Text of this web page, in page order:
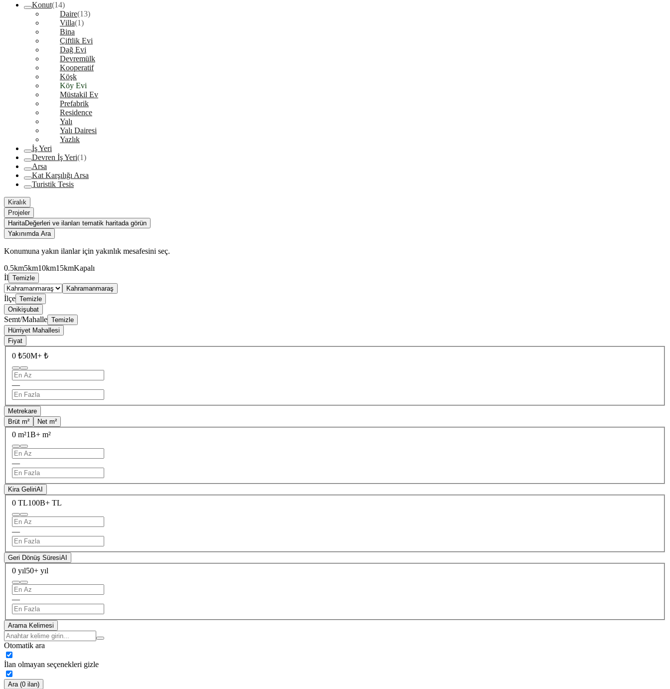
Konut(14)
Daire(13)
Villa(1)
Bina
Çiftlik Evi
Dağ Evi
Devremülk
Kooperatif
Köşk
Köy Evi
Müstakil Ev
Prefabrik
Residence
Yalı
Yalı Dairesi
Yazlık
İş Yeri
Devren İş Yeri(1)
Arsa
Kat Karşılığı Arsa
Turistik Tesis
Kiralık
Projeler
HaritaDeğerleri ve ilanları tematik haritada görün
Yakınımda Ara
Konumuna yakın ilanlar için yakınlık mesafesini seç.
0.5km5km10km15kmKapalı
İl Temizle
Kahramanmaraş
İlçe Temizle
Onikişubat
Semt/Mahalle Temizle
Hürriyet Mahallesi
Fiyat
0 ₺50M+ ₺
—
Metrekare
Brüt m²
Net m²
0 m²1B+ m²
—
Kira GeliriAI
0 TL100B+ TL
—
Geri Dönüş SüresiAI
0 yıl50+ yıl
—
Arama Kelimesi
Otomatik ara
İlan olmayan seçenekleri gizle
Ara (0 ilan)